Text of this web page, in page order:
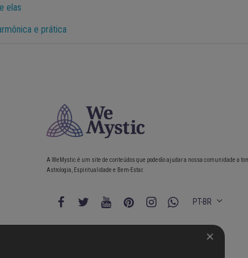
elas
e prática
A WeMystic é um site de conteúdos que poderão ajudar a nossa comunidade a
Astrologia, Espiritualidade e Bem-Estar.
PT-BR